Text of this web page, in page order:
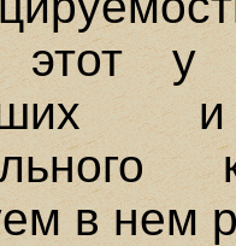
этот
в нем